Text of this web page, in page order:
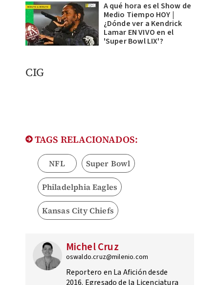
A qué hora es el Show de
Medio Tiempo HOY |
¿Dónde ver a Kendrick
Lamar EN VIVO en el
'Super Bowl LIX'?
CIG
TAGS RELACIONADOS:
NFL Super Bowl
Philadelphia Eagles
Kansas City Chiefs
Michel Cruz
oswaldo.cruz@milenio.com
Reportero en La Afición desde
2016. Egresado de la Licenciatura